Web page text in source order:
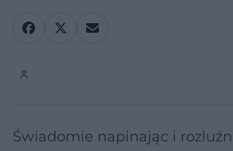
Świadomie napinając i